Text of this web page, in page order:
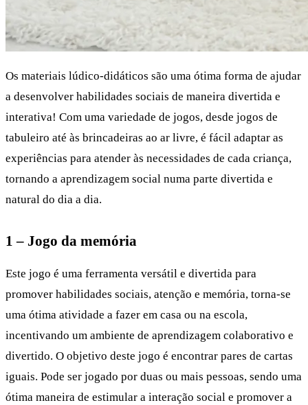
Os materiais lúdico-didáticos são uma ótima forma de ajudar
a desenvolver habilidades sociais de maneira divertida e
interativa! Com uma variedade de jogos, desde jogos de
tabuleiro até às brincadeiras ao ar livre, é fácil adaptar as
experiências para atender às necessidades de cada criança,
tornando a aprendizagem social numa parte divertida e
natural do dia a dia.
1 – Jogo da memória
Este jogo é uma ferramenta versátil e divertida para
promover habilidades sociais, atenção e memória, torna-se
uma ótima atividade a fazer em casa ou na escola,
incentivando um ambiente de aprendizagem colaborativo e
divertido. O objetivo deste jogo é encontrar pares de cartas
iguais. Pode ser jogado por duas ou mais pessoas, sendo uma
ótima maneira de estimular a interação social e promover a